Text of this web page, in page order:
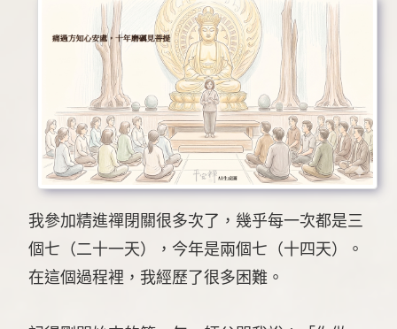
我參加精進禪閉關很多次了，幾乎每一次都是三
個七（二十一天），今年是兩個七（十四天）。
在這個過程裡，我經歷了很多困難。